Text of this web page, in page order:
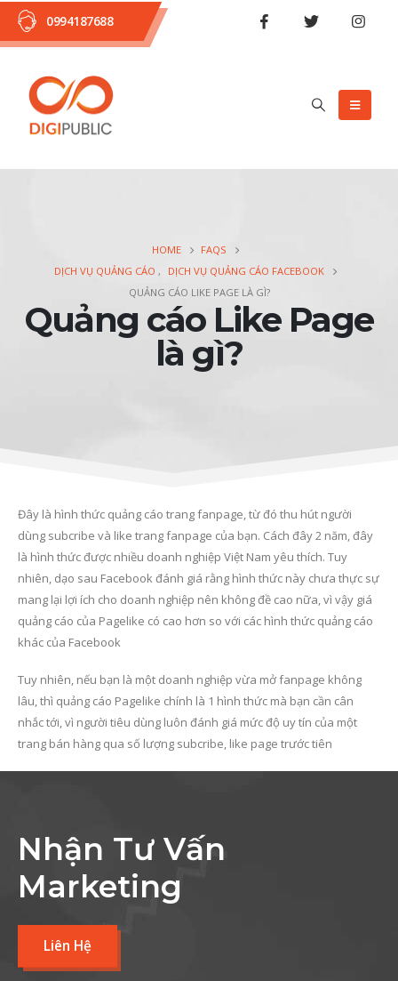
0994187688
HOME
FAQS
DỊCH VỤ QUẢNG CÁO ,
DỊCH VỤ QUẢNG CÁO FACEBOOK
QUẢNG CÁO LIKE PAGE LÀ GÌ?
Quảng cáo Like Page
là gì?
Đây là hình thức quảng cáo trang fanpage, từ đó thu hút người
dùng subcribe và like trang fanpage của bạn. Cách đây 2 năm, đây
là hình thức được nhiều doanh nghiệp Việt Nam yêu thích. Tuy
nhiên, dạo sau Facebook đánh giá rằng hình thức này chưa thực sự
mang lại lợi ích cho doanh nghiệp nên không đề cao nữa, vì vậy giá
quảng cáo của Pagelike có cao hơn so với các hình thức quảng cáo
khác của Facebook
Tuy nhiên, nếu bạn là một doanh nghiệp vừa mở fanpage không
lâu, thì quảng cáo Pagelike chính là 1 hình thức mà bạn cần cân
nhắc tới, vì người tiêu dùng luôn đánh giá mức độ uy tín của một
trang bán hàng qua số lượng subcribe, like page trước tiên
Nhận Tư Vấn
Marketing
Liên Hệ